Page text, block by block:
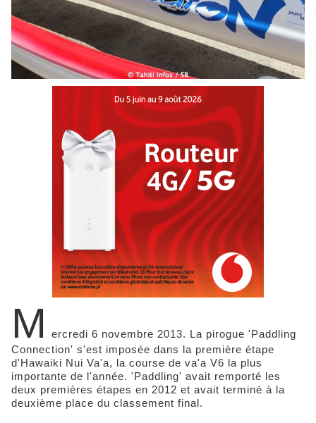
M
ercredi 6 novembre 2013. La pirogue 'Paddling
Connection' s'est imposée dans la première étape
d'Hawaiki Nui Va'a, la course de va'a V6 la plus
importante de l'année. 'Paddling' avait remporté les
deux premières étapes en 2012 et avait terminé à la
deuxième place du classement final.